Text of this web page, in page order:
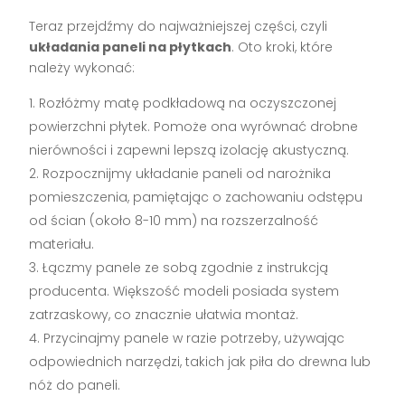
Teraz przejdźmy do najważniejszej części, czyli
układania paneli na płytkach. Oto kroki, które
należy wykonać:
Rozłóżmy matę podkładową na oczyszczonej
powierzchni płytek. Pomoże ona wyrównać drobne
nierówności i zapewni lepszą izolację akustyczną.
Rozpocznijmy układanie paneli od narożnika
pomieszczenia, pamiętając o zachowaniu odstępu
od ścian (około 8-10 mm) na rozszerzalność
materiału.
Łączmy panele ze sobą zgodnie z instrukcją
producenta. Większość modeli posiada system
zatrzaskowy, co znacznie ułatwia montaż.
Przycinajmy panele w razie potrzeby, używając
odpowiednich narzędzi, takich jak piła do drewna lub
nóż do paneli.